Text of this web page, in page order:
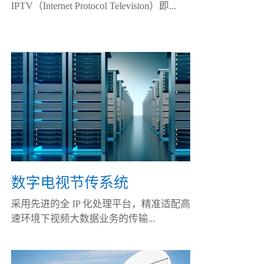
IPTV（Internet Protocol Television）即...
数字电视节传系统
采用先进的全 IP 化处理平台，精准适配高
速环境下视频大数据业务的传输...